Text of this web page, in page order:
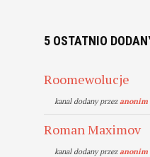
5 OSTATNIO
Roomewolucje
kanal dodany przezanonim
Roman Maximov
kanal dodany przezanonim